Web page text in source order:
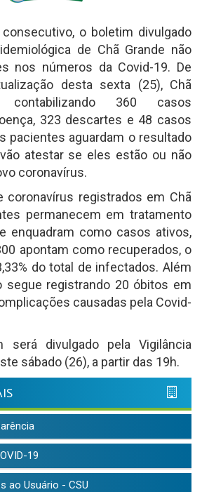
o boletim divulgado
de Chã Grande não
nos números da Covid-19. De
desta sexta (25), Chã
contabilizando 360 casos
323 descartes e 48 casos
pacientes aguardam o resultado
atestar se eles estão ou não
coronavírus.
coronavírus registrados em Chã
permanecem em tratamento
enquadram como casos ativos,
apontam como recuperados, o
do total de infectados. Além
segue registrando 20 óbitos em
causadas pela Covid-
será divulgado pela Vigilância
sábado (26), a partir das 19h.
19
ao Usuário - CSU